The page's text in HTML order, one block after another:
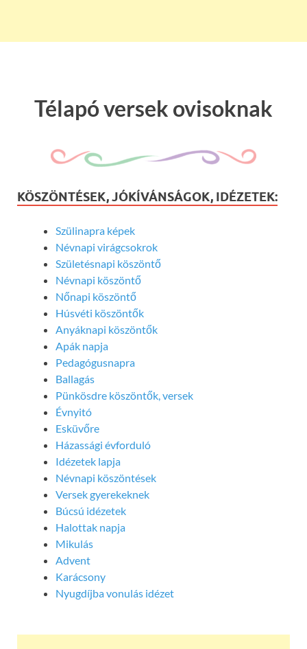
Télapó versek ovisoknak
KÖSZÖNTÉSEK, JÓKÍVÁNSÁGOK, IDÉZETEK:
Szülinapra képek
Névnapi virágcsokrok
Születésnapi köszöntő
Névnapi köszöntő
Nőnapi köszöntő
Húsvéti köszöntők
Anyáknapi köszöntők
Apák napja
Pedagógusnapra
Ballagás
Pünkösdre köszöntők, versek
Évnyitó
Esküvőre
Házassági évforduló
Idézetek lapja
Névnapi köszöntések
Versek gyerekeknek
Búcsú idézetek
Halottak napja
Mikulás
Advent
Karácsony
Nyugdíjba vonulás idézet